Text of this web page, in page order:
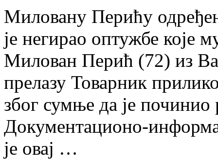
Миловану Перићу
је негирао оптужбе које
Милован Перић (72) из
прелазу Товарник
због сумње да је
Документационо-
је овај …